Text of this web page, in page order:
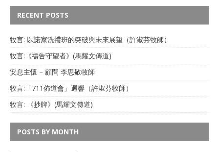
RECENT POSTS
牧言: 以諾家洗禮班的突破與未來展望（許淑芬牧師）
牧言:《禱告守望者》(馬耀文傳道)
安息主懷 – 顧問 李思敬牧師
牧言:「711佈道會」迴響（許淑芬牧師）
牧言: 《抄牌》(馬耀文傳道)
POSTS BY MONTH